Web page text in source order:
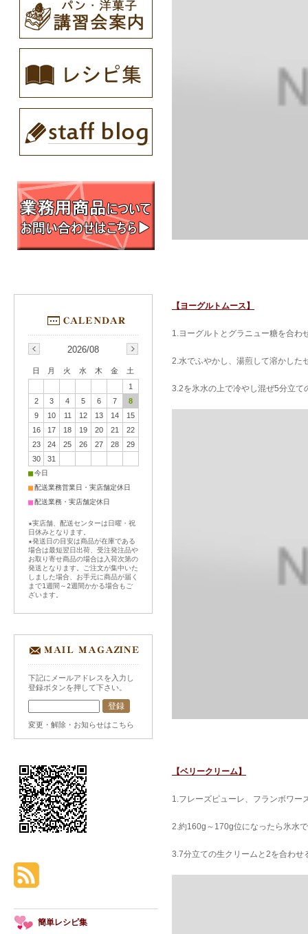
【ヨーグルトムース】
1.ヨーグルトとグラニュー糖を合わ
2.水でふやかし、湯煎して溶かした
3.2を氷水の上で冷やし混ぜ5分立
【ベリークリーム】
1.フレーズピューレ、フランボワー
2.約160g～170g位になったら氷水
3.7分立ての生クリームと2を合わせ
2026/08
日 月 火 水 木 金
土
1
2
3 4 5 6 7
8
9
10 11 12 13 14
15
16
17 18 19 20 21
22
23
24 25 26 27 28
29
30
31
■今日
■配送業務営業日・実店舗定休日
■配送業務・実店舗定休日
★実店舗、配送センターは日曜・祝
日休みとなります。
★発送日の目安は商品が在庫である
場合は最短翌日出荷、受注発注品や
お取り寄せ商品の場合は入荷次第の
発送となります。ご注文が集中いた
しました場合、お手元に商品が届く
まで1週間～2週間かかる場合もご
ざいます。
下記にメールアドレスを入力し
登録ボタンを押して下さい。
変更・解除・お知らせはこちら
簡単レシピ集